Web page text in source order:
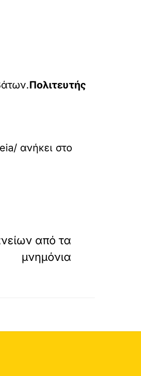
Πολιτευτής
ανήκει στο
από τα
μνημόνια